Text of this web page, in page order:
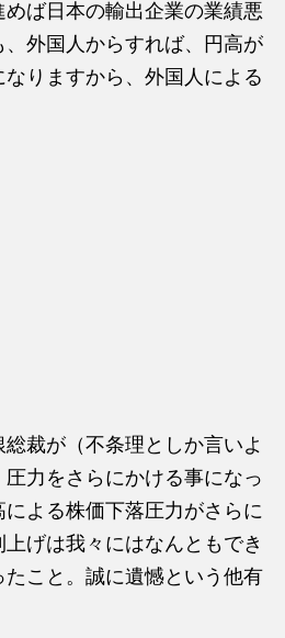
ば日本の輸出企業の業績悪
外国人からすれば、円高が
りますから、外国人による
裁が（不条理としか言いよ
力をさらにかける事になっ
よる株価下落圧力がさらに
げは我々にはなんともでき
こと。誠に遺憾という他有